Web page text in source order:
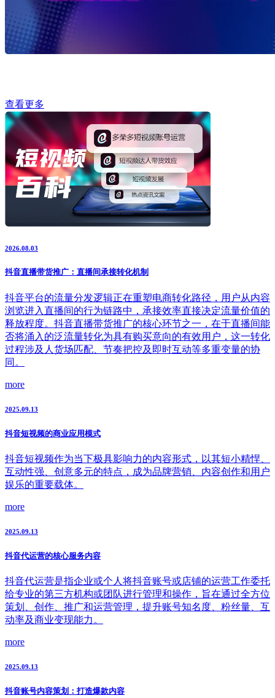
查看更多
2026.08.03
抖音直播带货推广：直播间承接转化机制
抖音平台的流量分发逻辑正在重塑电商转化路径，用户从内容
浏览进入直播间的行为链路中，承接效率直接决定流量价值的
释放程度。抖音直播带货推广的核心环节之一，在于直播间能
否将涌入的泛流量转化为具有购买意向的有效用户，这一转化
过程涉及人货场匹配、节奏把控及即时互动等多重变量的协
同。
more
2025.09.13
抖音短视频的商业应用模式
抖音短视频作为当下极具影响力的内容形式，以其短小精悍、
互动性强、创意多元的特点，成为品牌营销、内容创作和用户
娱乐的重要载体。
more
2025.09.13
抖音代运营的核心服务内容
抖音代运营是指企业或个人将抖音账号或店铺的运营工作委托
给专业的第三方机构或团队进行管理和操作，旨在通过全方位
策划、创作、推广和运营管理，提升账号知名度、粉丝量、互
动率及商业变现能力。
more
2025.09.13
抖音账号内容策划：打造爆款内容